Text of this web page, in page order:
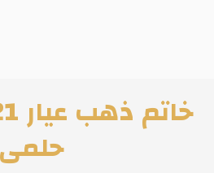
حلمى